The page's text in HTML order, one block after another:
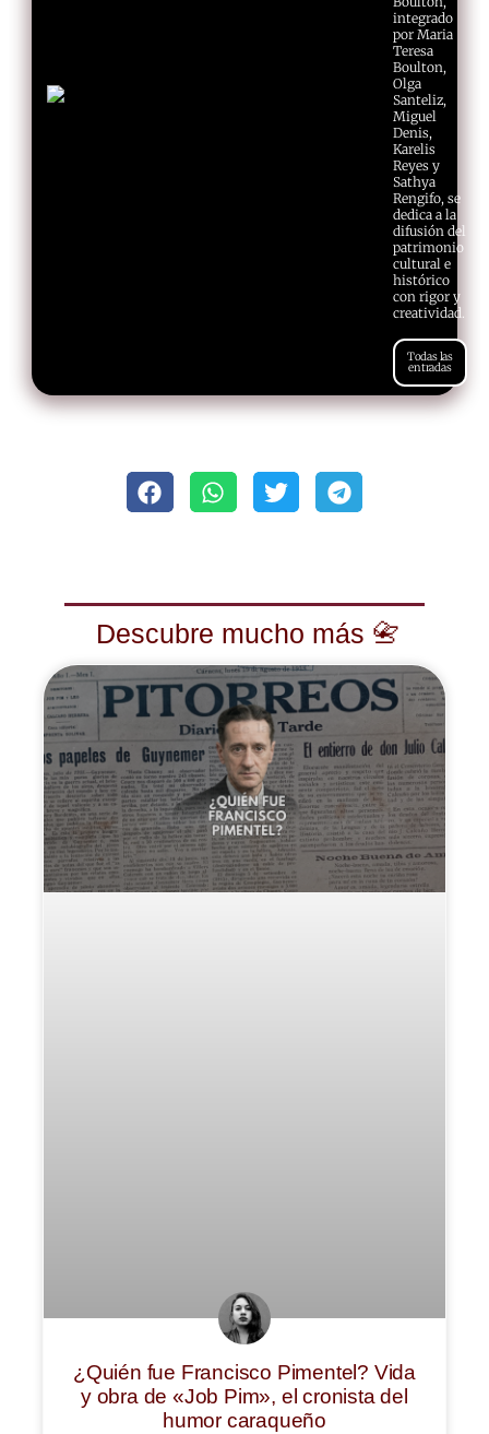
integrado
por Maria
Teresa
Boulton,
Olga
Santeliz,
Miguel
Denis,
Karelis
Reyes y
Sathya
Rengifo, se
dedica a la
difusión del
patrimonio
cultural e
histórico
con rigor y
creatividad.
Todas las
entradas
Descubre mucho más 📇
¿Quién fue Francisco Pimentel? Vida
y obra de «Job Pim», el cronista del
humor caraqueño